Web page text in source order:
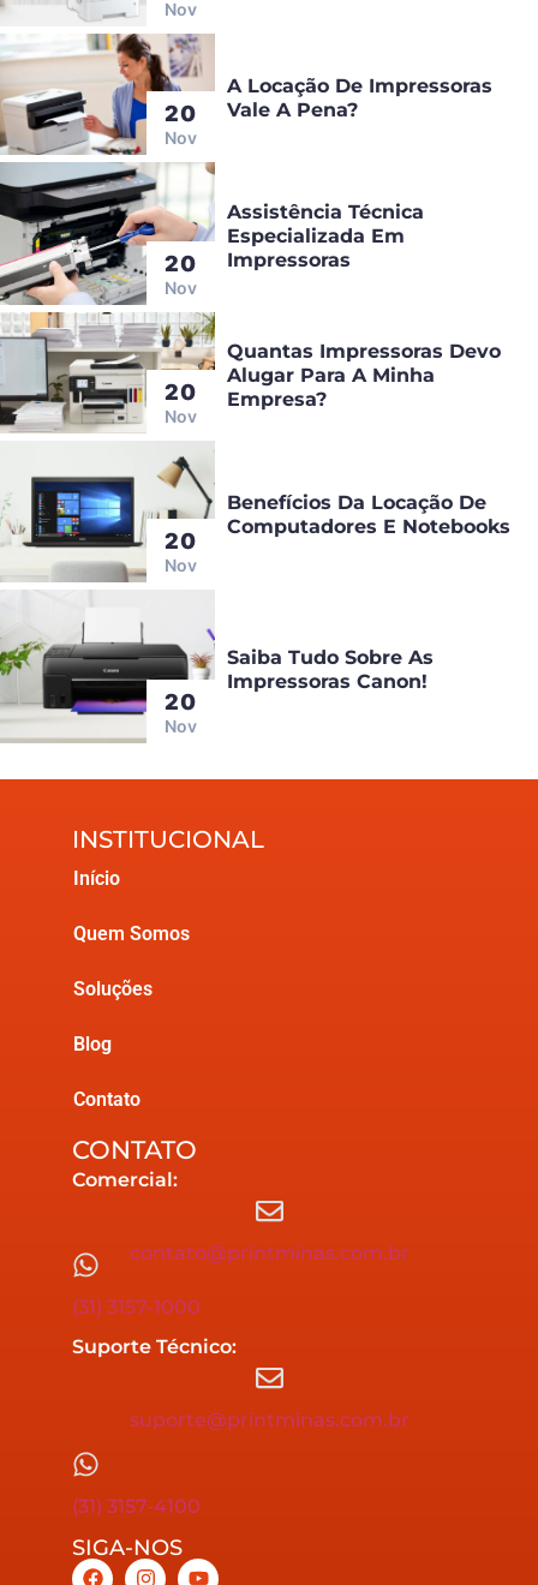
Nov
20
Nov
A Locação De Impressoras
Vale A Pena?
20
Nov
Assistência Técnica
Especializada Em
Impressoras
20
Nov
Quantas Impressoras Devo
Alugar Para A Minha
Empresa?
20
Nov
Benefícios Da Locação De
Computadores E Notebooks
20
Nov
Saiba Tudo Sobre As
Impressoras Canon!
INSTITUCIONAL
Início
Quem Somos
Soluções
Blog
Contato
CONTATO
Comercial:
contato@printminas.com.br
(31) 3157-1000
Suporte Técnico:
suporte@printminas.com.br
(31) 3157-4100
SIGA-NOS